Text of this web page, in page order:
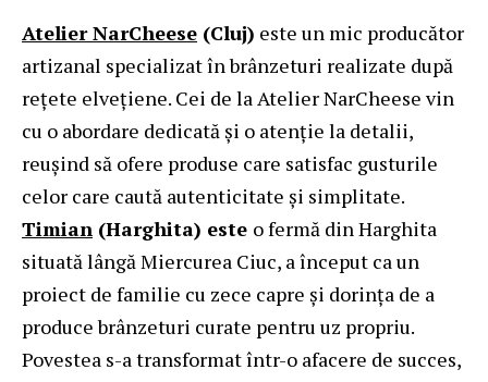
Atelier NarCheese (Cluj) este un mic producător
artizanal specializat în brânzeturi realizate după
rețete elvețiene. Cei de la Atelier NarCheese vin
cu o abordare dedicată și o atenție la detalii,
reușind să ofere produse care satisfac gusturile
celor care caută autenticitate și simplitate.
Timian (Harghita) este o fermă din Harghita
situată lângă Miercurea Ciuc, a început ca un
proiect de familie cu zece capre și dorința de a
produce brânzeturi curate pentru uz propriu.
Povestea s-a transformat într-o afacere de succes,